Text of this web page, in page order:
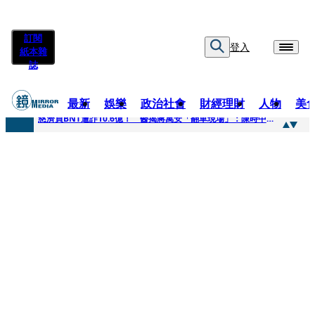
訂閱
紙本雜
誌
登入
最新 娛樂 政治社會 財經理財 人物 美
快訊
慈濟買BNT遭詐10.6億！ 醫揭蔣萬安「翻車現場」：陳時中當年是阻止被騙